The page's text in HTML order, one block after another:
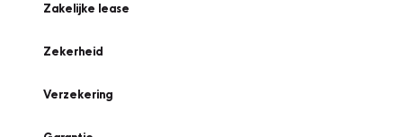
Zakelijke lease
Zekerheid
Verzekering